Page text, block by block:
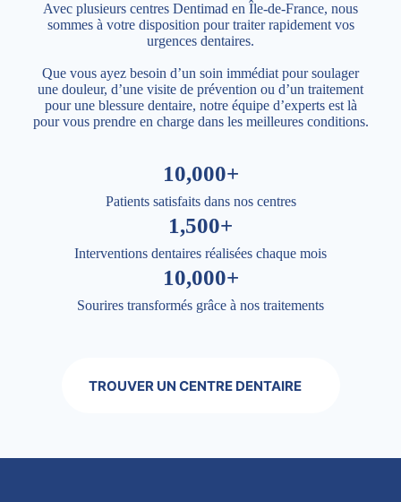
Avec plusieurs centres Dentimad en Île-de-France, nous
sommes à votre disposition pour traiter rapidement vos
urgences dentaires.
Que vous ayez besoin d’un soin immédiat pour soulager
une douleur, d’une visite de prévention ou d’un traitement
pour une blessure dentaire, notre équipe d’experts est là
pour vous prendre en charge dans les meilleures conditions.
10,000+
Patients satisfaits dans nos centres
1,500+
Interventions dentaires réalisées chaque mois
10,000+
Sourires transformés grâce à nos traitements
TROUVER UN CENTRE DENTAIRE